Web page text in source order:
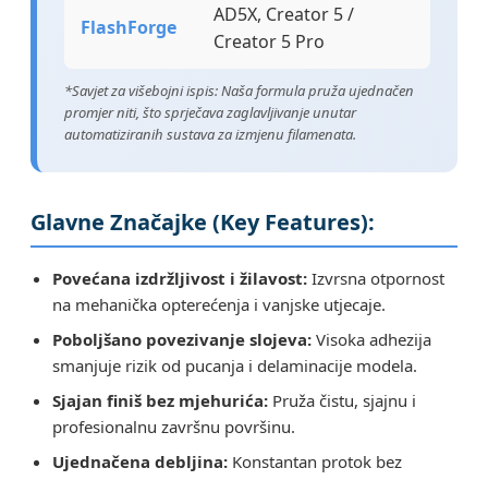
FlashForge
AD5X, Creator 5 /
Creator 5 Pro
*Savjet za višebojni ispis: Naša formula pruža ujednačen
promjer niti, što sprječava zaglavljivanje unutar
automatiziranih sustava za izmjenu filamenata.
Glavne Značajke (Key Features):
Povećana izdržljivost i žilavost: Izvrsna otpornost
na mehanička opterećenja i vanjske utjecaje.
Poboljšano povezivanje slojeva: Visoka adhezija
smanjuje rizik od pucanja i delaminacije modela.
Sjajan finiš bez mjehurića: Pruža čistu, sjajnu i
profesionalnu završnu površinu.
Ujednačena debljina: Konstantan protok bez